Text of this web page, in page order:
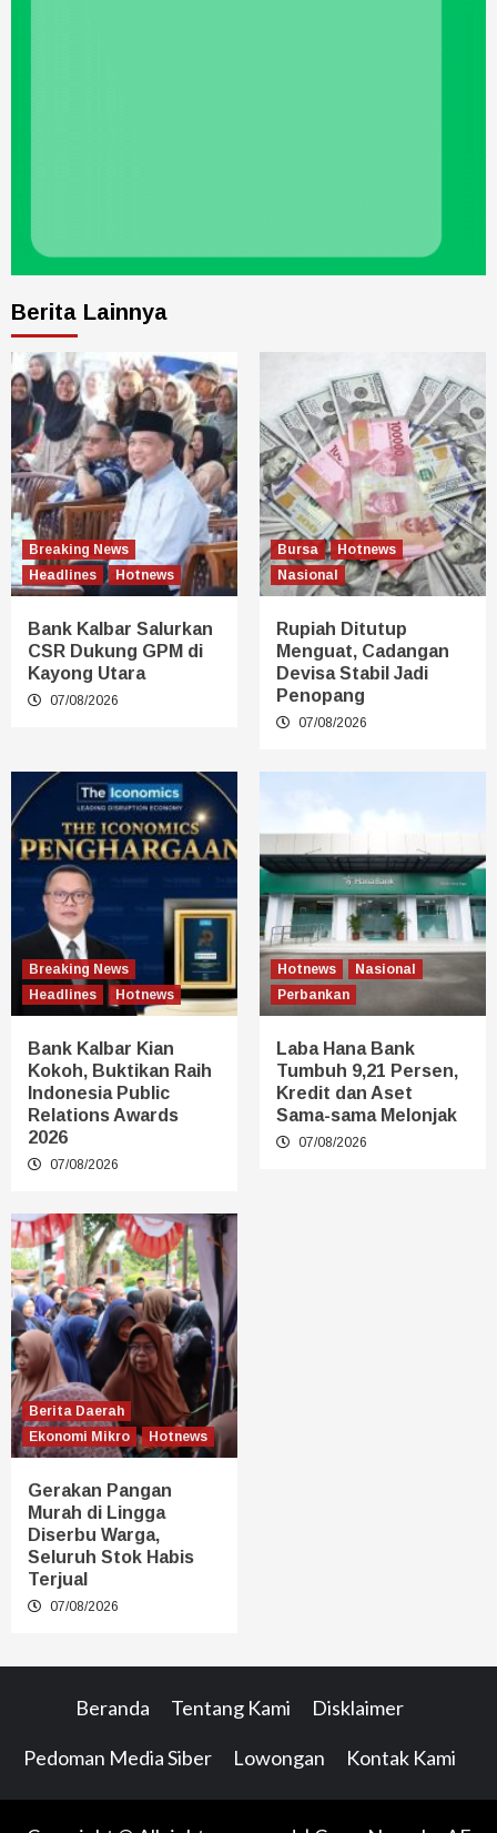
Berita Lainnya
Breaking News
Headlines
Hotnews
Bank Kalbar Salurkan
CSR Dukung GPM di
Kayong Utara
07/08/2026
Bursa
Hotnews
Nasional
Rupiah Ditutup
Menguat, Cadangan
Devisa Stabil Jadi
Penopang
07/08/2026
Breaking News
Headlines
Hotnews
Bank Kalbar Kian
Kokoh, Buktikan Raih
Indonesia Public
Relations Awards
2026
07/08/2026
Hotnews
Nasional
Perbankan
Laba Hana Bank
Tumbuh 9,21 Persen,
Kredit dan Aset
Sama-sama Melonjak
07/08/2026
Berita Daerah
Ekonomi Mikro
Hotnews
Gerakan Pangan
Murah di Lingga
Diserbu Warga,
Seluruh Stok Habis
Terjual
07/08/2026
Beranda Tentang Kami Disklaimer
Pedoman Media Siber Lowongan Kontak Kami